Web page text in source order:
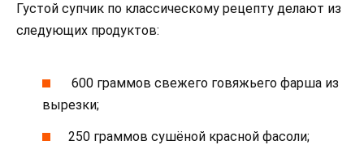
Густой супчик по классическому рецепту делают из
следующих продуктов:
600 граммов свежего говяжьего фарша из
вырезки;
250 граммов сушёной красной фасоли;